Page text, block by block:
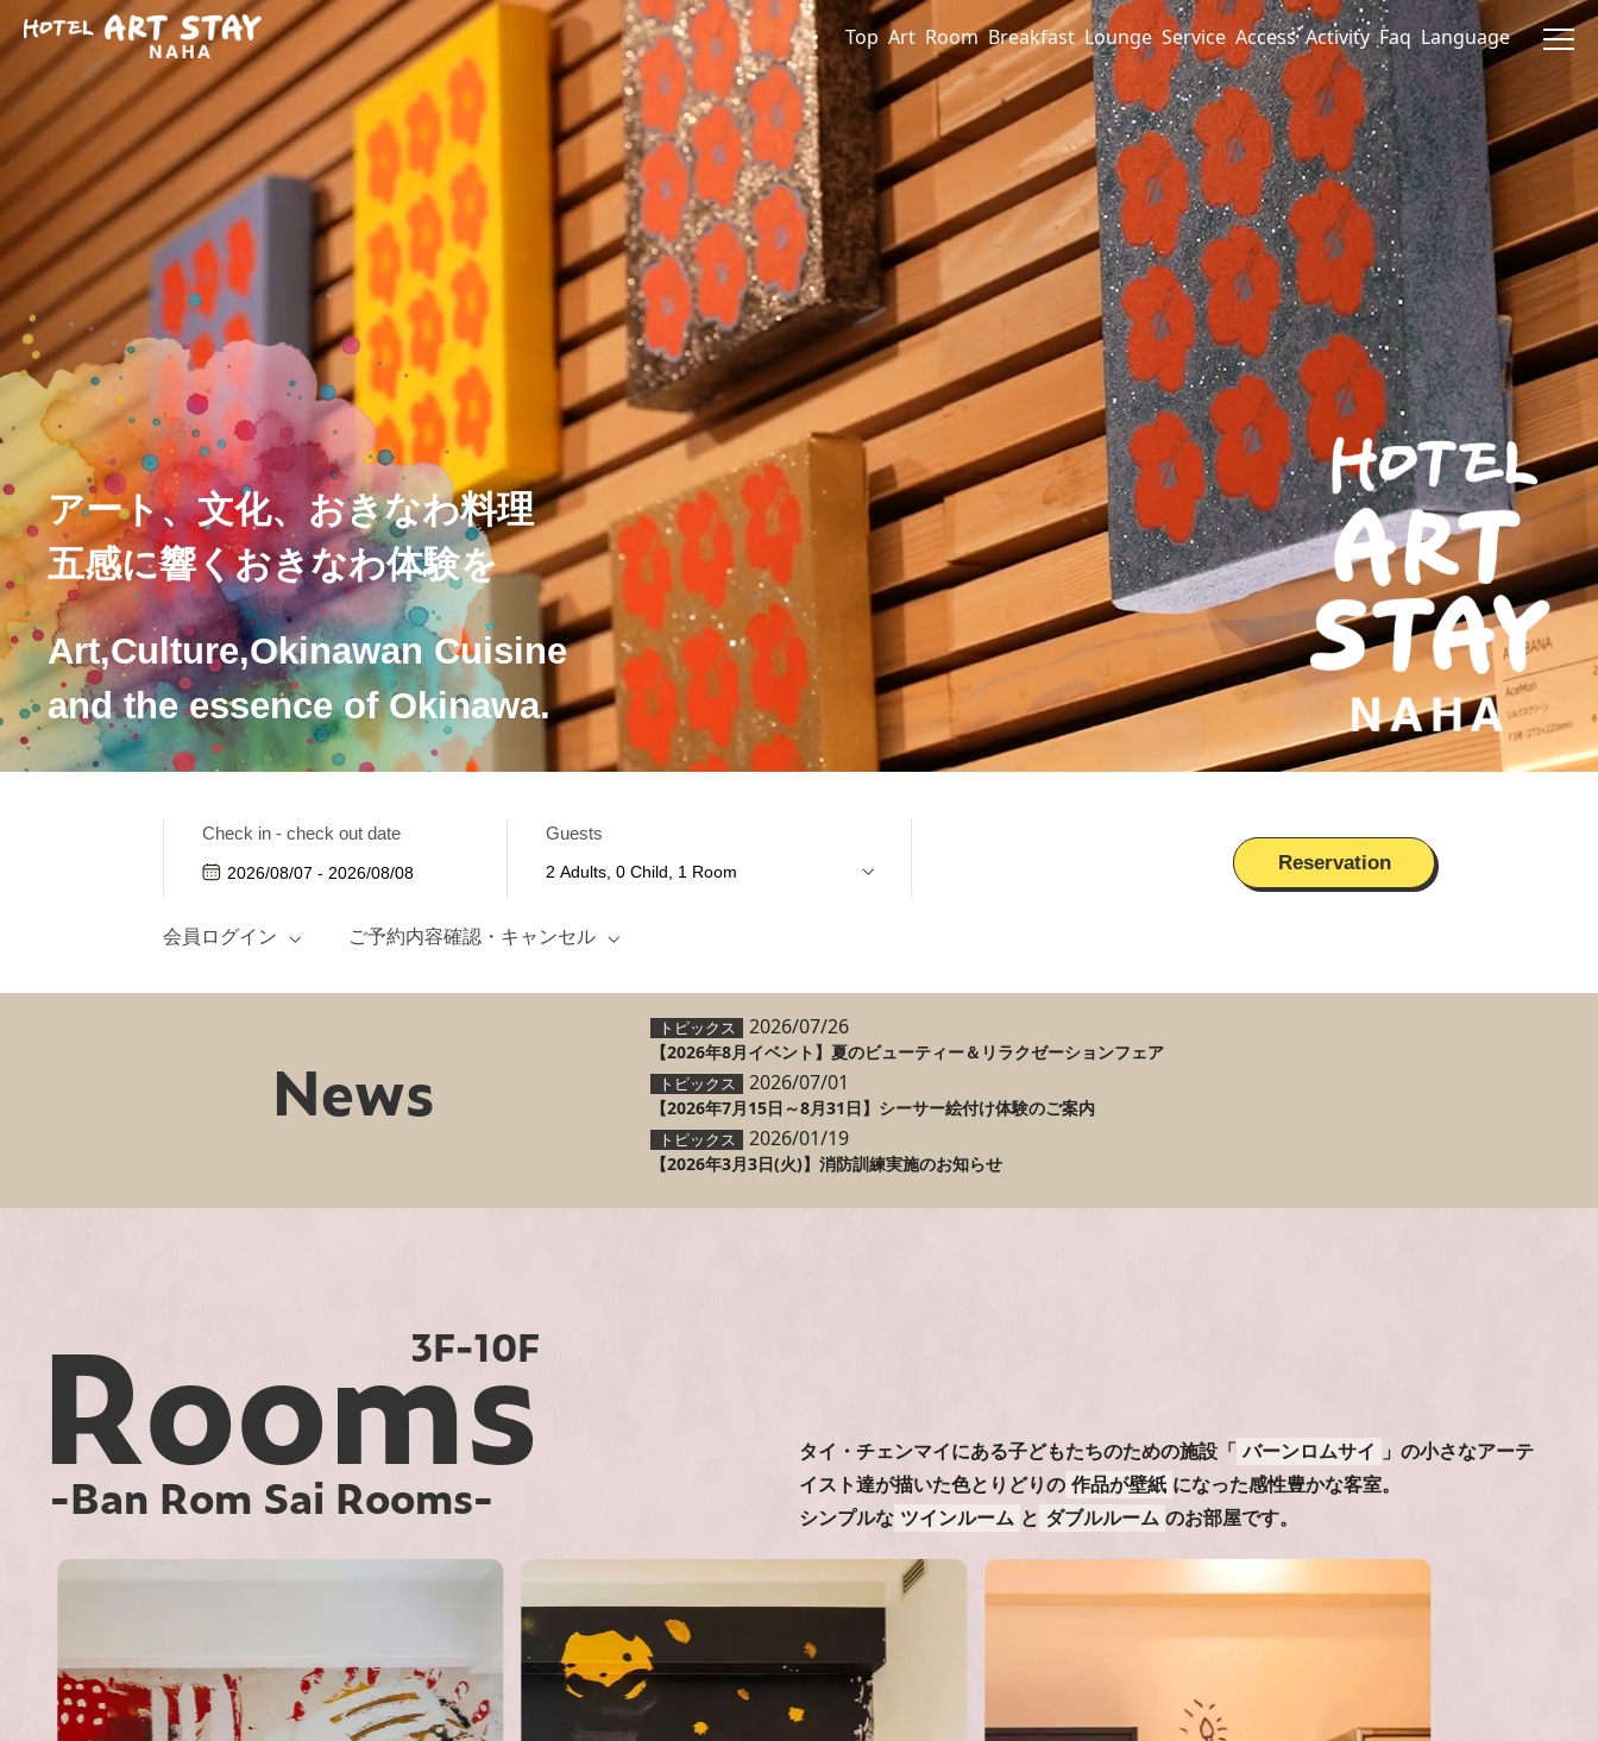
Top Art Room Breakfast Lounge Service Access Activity Faq Language
アート、文化、おきなわ料理
五感に響くおきなわ体験を
Art,Culture,Okinawan Cuisine
and the essence of Okinawa.
Check in - check out date Guests
Reservation
会員ログイン ご予約内容確認・キャンセル
News
トピックス 2026/07/26
【2026年8月イベント】夏のビューティー＆リラクゼーションフェア
トピックス 2026/07/01
【2026年7月15日～8月31日】シーサー絵付け体験のご案内
トピックス 2026/01/19
【2026年3月3日(火)】消防訓練実施のお知らせ
Rooms
-Ban Rom Sai Rooms-
3F-10F
タイ・チェンマイにある子どもたちのための施設「 バーンロムサイ
」の小さなアーテ
イスト達が描いた色とりどりの 作品が壁紙 になった感性豊かな客室。
シンプルな ツインルーム と ダブルルーム のお部屋です。